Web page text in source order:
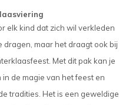
elk kind dat zich wil verkleden
dragen, maar het draagt ook bij
Met dit pak kan je
de magie van het feest en
tradities. Het is een geweldige